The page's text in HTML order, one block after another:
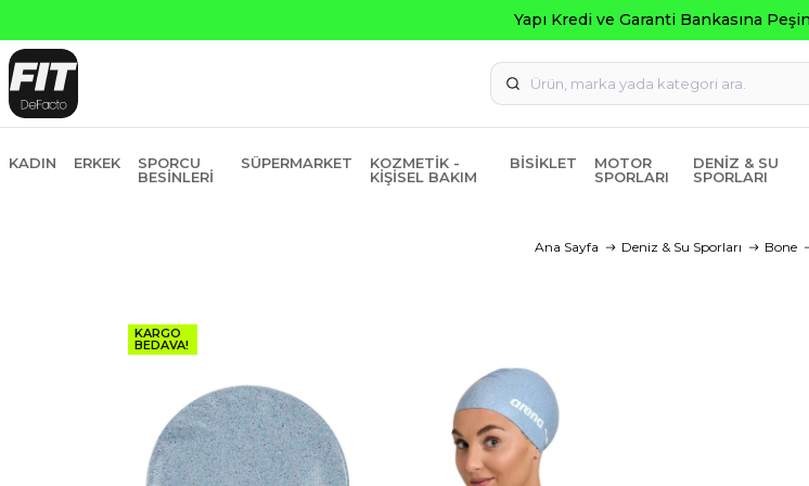
Yapı Kredi ve Garanti Bankasına Peşin Fiyatına 6 Taksit
KADIN ERKEK
SPORCU
BESINLERI
SÜPERMARKET
KOZMETIK -
KIŞISEL BAKIM
BISIKLET
MOTOR
SPORLARI
DENIZ & SU
SPORLARI
Ana Sayfa Deniz & Su Sporları Bone
KARGO
BEDAVA!